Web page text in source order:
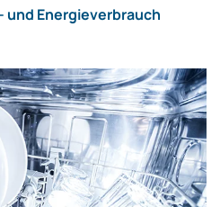
Energieverbrauch